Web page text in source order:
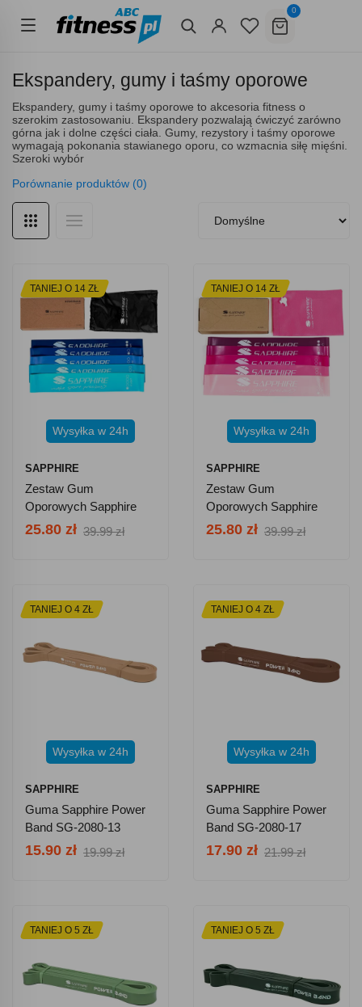
0
Ekspandery, gumy i taśmy oporowe
Ekspandery, gumy i taśmy oporowe to akcesoria fitness o
szerokim zastosowaniu. Ekspandery pozwalają ćwiczyć zarówno
górna jak i dolne części ciała. Gumy, rezystory i taśmy oporowe
wymagają pokonania stawianego oporu, co wzmacnia siłę mięśni.
Szeroki wybór
Porównanie produktów (0)
TANIEJ O 14 ZŁ
Wysyłka w 24h
SAPPHIRE
Zestaw Gum
Oporowych Sapphire
SG-1314 - Niebieskie
25.80 zł 39.99 zł
TANIEJ O 14 ZŁ
Wysyłka w 24h
SAPPHIRE
Zestaw Gum
Oporowych Sapphire
SG-1314 - Różowe
25.80 zł 39.99 zł
TANIEJ O 4 ZŁ
Wysyłka w 24h
SAPPHIRE
Guma Sapphire Power
Band SG-2080-13
15.90 zł 19.99 zł
TANIEJ O 4 ZŁ
Wysyłka w 24h
SAPPHIRE
Guma Sapphire Power
Band SG-2080-17
17.90 zł 21.99 zł
TANIEJ O 5 ZŁ TANIEJ O 5 ZŁ